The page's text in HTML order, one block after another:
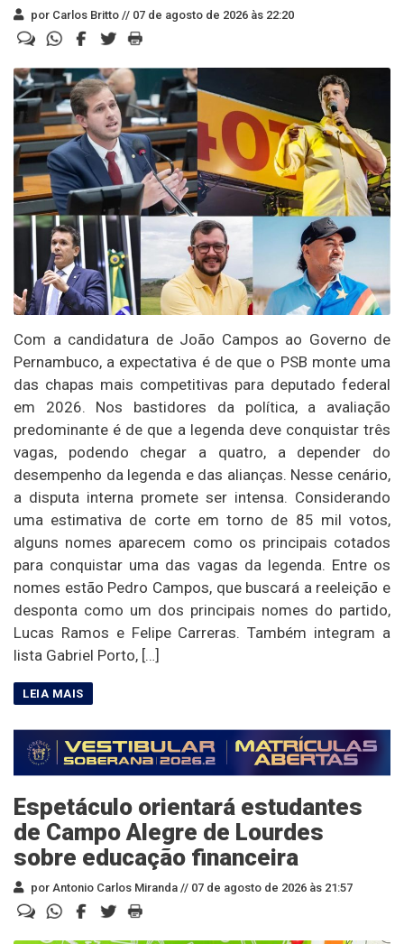
por Carlos Britto // 07 de agosto de 2026 às 22:20
Com a candidatura de João Campos ao Governo de
Pernambuco, a expectativa é de que o PSB monte uma
das chapas mais competitivas para deputado federal
em 2026. Nos bastidores da política, a avaliação
predominante é de que a legenda deve conquistar três
vagas, podendo chegar a quatro, a depender do
desempenho da legenda e das alianças. Nesse cenário,
a disputa interna promete ser intensa. Considerando
uma estimativa de corte em torno de 85 mil votos,
alguns nomes aparecem como os principais cotados
para conquistar uma das vagas da legenda. Entre os
nomes estão Pedro Campos, que buscará a reeleição e
desponta como um dos principais nomes do partido,
Lucas Ramos e Felipe Carreras. Também integram a
lista Gabriel Porto, […]
Espetáculo orientará estudantes
de Campo Alegre de Lourdes
sobre educação financeira
por Antonio Carlos Miranda // 07 de agosto de 2026 às 21:57